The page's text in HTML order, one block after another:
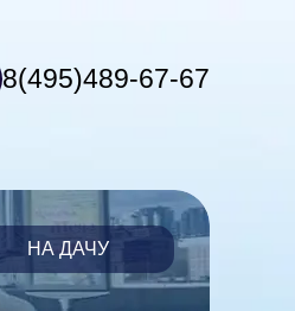
8(495)489-67-67
НА ДАЧУ